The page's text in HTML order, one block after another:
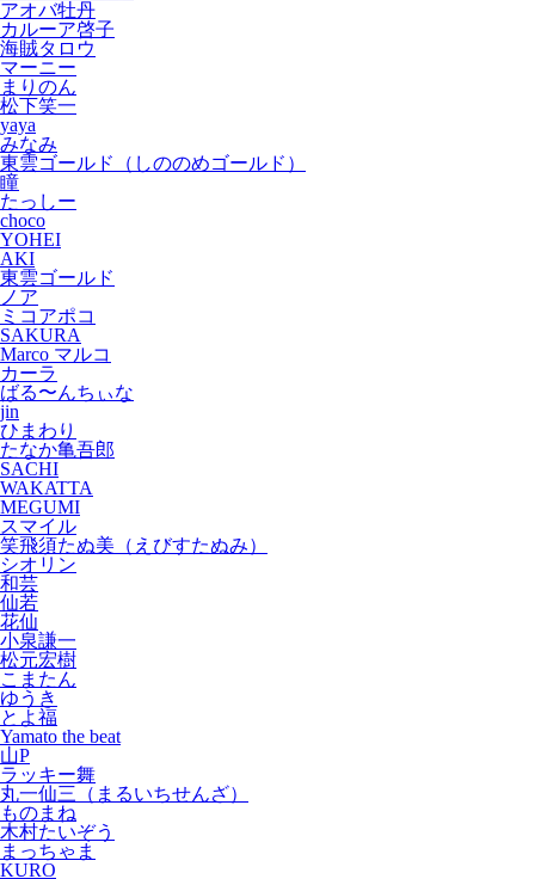
アオバ牡丹
カルーア啓子
海賊タロウ
マーニー
まりのん
松下笑一
yaya
みなみ
東雲ゴールド（しののめゴールド）
瞳
たっしー
choco
YOHEI
AKI
東雲ゴールド
ノア
ミコアポコ
SAKURA
Marco マルコ
カーラ
ばる〜んちぃな
jin
ひまわり
たなか亀吾郎
SACHI
WAKATTA
MEGUMI
スマイル
笑飛須たぬ美（えびすたぬみ）
シオリン
和芸
仙若
花仙
小泉謙一
松元宏樹
こまたん
ゆうき
とよ福
Yamato the beat
山P
ラッキー舞
丸一仙三（まるいちせんざ）
ものまね
木村たいぞう
まっちゃま
KURO